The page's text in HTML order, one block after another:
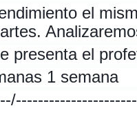
el
presenta el
1 semana